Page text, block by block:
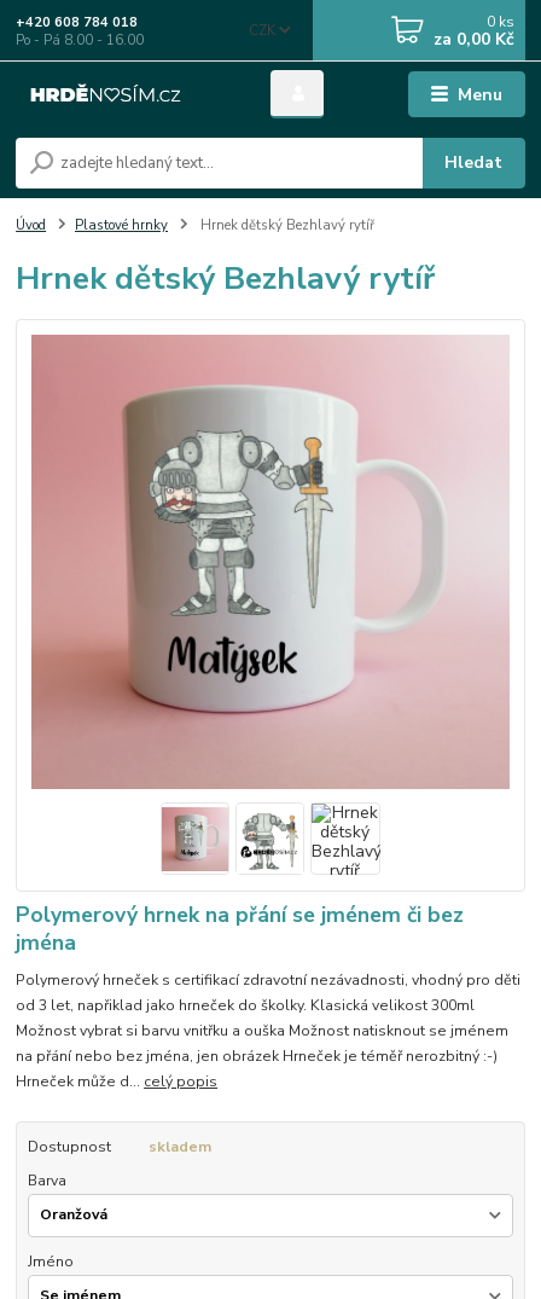
Menu
CZK
Hledat
+420 608 784 018
Po - Pá 8.00 - 16.00
0 ks
za 0,00 Kč
Úvod Plastové hrnky Hrnek dětský Bezhlavý rytíř
Hrnek dětský Bezhlavý rytíř
Polymerový hrnek na přání se jménem či bez
jména
Polymerový hrneček s certifikací zdravotní nezávadnosti, vhodný pro děti
od 3 let, napřiklad jako hrneček do školky. Klasická velikost 300ml
Možnost vybrat si barvu vnitřku a ouška Možnost natisknout se jménem
na přání nebo bez jména, jen obrázek Hrneček je téměř nerozbitný :-)
Hrneček může d... celý popis
Dostupnost
skladem
Barva
Jméno